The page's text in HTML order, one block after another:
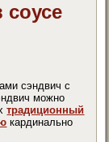
соусе
сэндвич с
можно
традиционный
кардинально